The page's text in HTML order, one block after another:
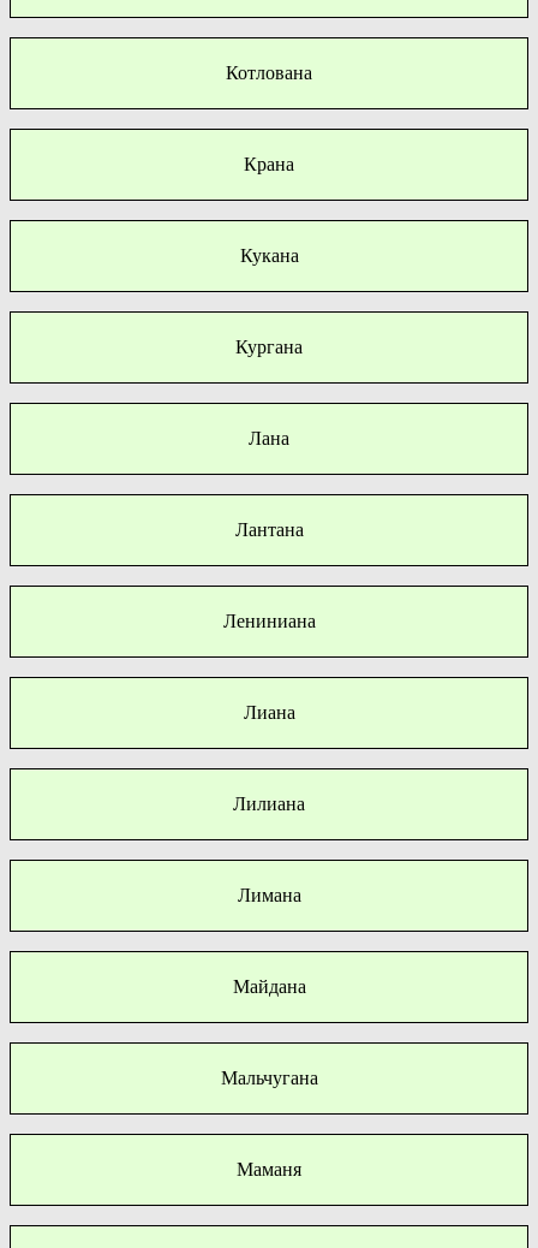
Котлована
Крана
Кукана
Кургана
Лана
Лантана
Лениниана
Лиана
Лилиана
Лимана
Майдана
Мальчугана
Маманя